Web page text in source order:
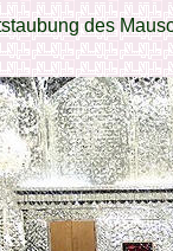
des